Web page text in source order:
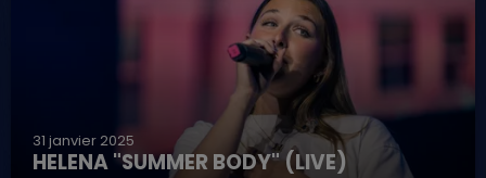
31 janvier 2025
HELENA "SUMMER BODY" (LIVE)